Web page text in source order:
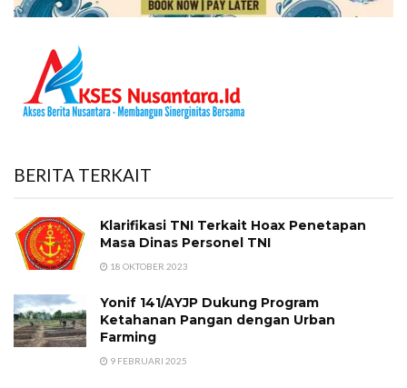
BERITA TERKAIT
Klarifikasi TNI Terkait Hoax Penetapan
Masa Dinas Personel TNI
18 OKTOBER 2023
Yonif 141/AYJP Dukung Program
Ketahanan Pangan dengan Urban
Farming
9 FEBRUARI 2025